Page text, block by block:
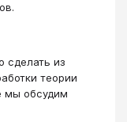
сделать из
теории
мы обсудим